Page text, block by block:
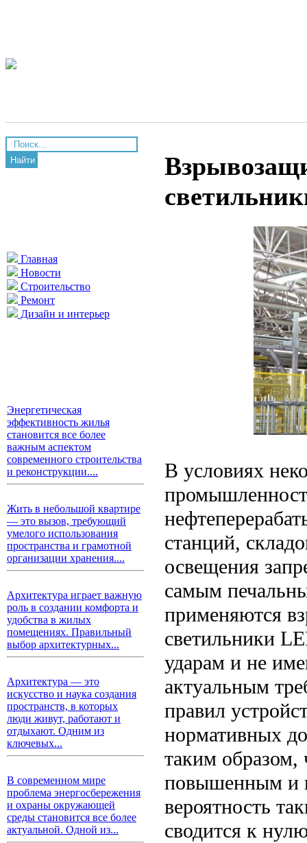
Найти
Главная
Новости
Строительство
Ремонт
Дизайн и интерьер
Энергетическая
эффективность жилья
становится все более
важным аспектом
современного строительства
и реконструкции....
Жить в небольшой квартире
— это вызов, требующий
умелого использования
пространства и грамотной
организации хранения....
Архитектура играет важную
роль в создании комфорта и
удобства в жилых
помещениях. Правильный
выбор архитектурных...
Архитектура — это
искусство и наука создания
пространств, в которых
люди живут, работают и
отдыхают. Одним из
ключевых...
В современном мире
проблема энергосбережения
и охраны окружающей
среды становится все более
актуальной. Одной из...
В условиях
станций,
освещения
самым
применяются
светильники
ударам и не
актуальным
правил
нормативных
таким образом,
повышенным и
вероятность
сводится к